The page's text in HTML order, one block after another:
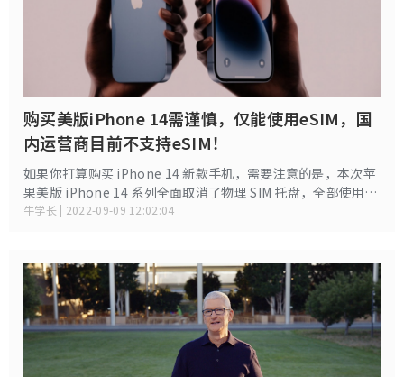
购买美版iPhone 14需谨慎，仅能使用eSIM，国
内运营商目前不支持eSIM！
如果你打算购买 iPhone 14 新款手机，需要注意的是，本次苹
果美版 iPhone 14 系列全面取消了物理 SIM 托盘，全部使用
eSIM 技术，并且转用 AT&T、T-Mobile 和 Verizon 都支持的
牛学长 | 2022-09-09 12:02:04